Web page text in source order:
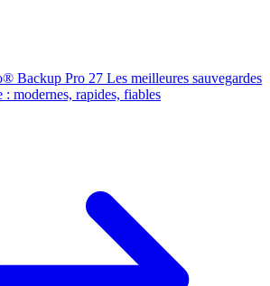
® Backup Pro 27 Les meilleures sauvegardes
: modernes, rapides, fiables